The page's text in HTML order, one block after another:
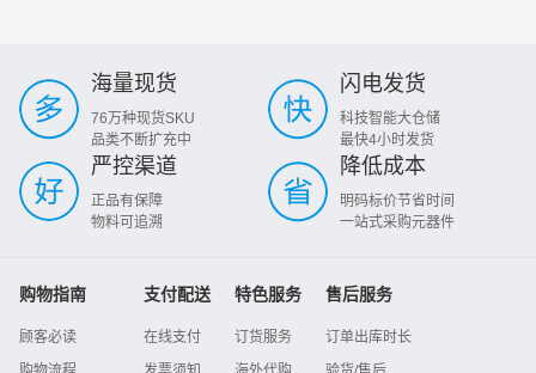
海量现货
76万种现货SKU
品类不断扩充中
闪电发货
科技智能大仓储
最快4小时发货
严控渠道
正品有保障
物料可追溯
降低成本
明码标价节省时间
一站式采购元器件
购物指南
顾客必读
支付配送
在线支付
特色服务
订货服务
售后服务
订单出库时长